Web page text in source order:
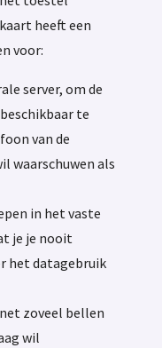
heeft een
voor:
server, om de
te
van de
waarschuwen als
in het vaste
je je nooit
het datagebruik
zoveel bellen
wil